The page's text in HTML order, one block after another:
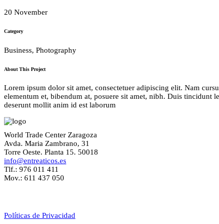
20 November
Category
Business, Photography
About This Project
Lorem ipsum dolor sit amet, consectetuer adipiscing elit. Nam
elementum et, bibendum at, posuere sit amet, nibh. Duis tincidunt
deserunt mollit anim id est laborum
World Trade Center Zaragoza
Avda. Maria Zambrano, 31
Torre Oeste. Planta 15. 50018
info@entreaticos.es
Tlf.: 976 011 411
Mov.: 611 437 050
Políticas de Privacidad